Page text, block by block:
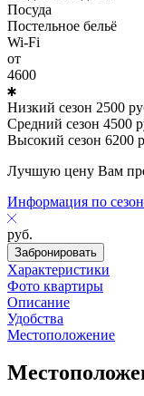
Посуда
Постельное бельё
Wi-Fi
от
4600
Низкий сезон 2500
Средний сезон 4500
Высокий сезон 6200
Лучшую цену Вам
Информация по
руб.
Забронировать
Характеристики
Фото квартиры
Описание
Удобства
Местоположение